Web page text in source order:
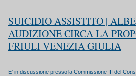
SUICIDIO ASSISTITO |
AUDIZIONE CIRCA LA
FRIULI VENEZIA GIULIA
E' in discussione presso la Commissione III del